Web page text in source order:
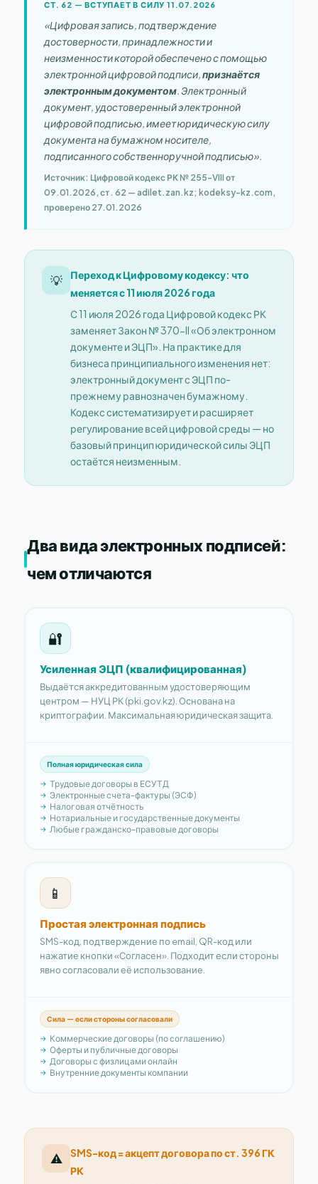
СТ. 62 — ВСТУПАЕТ В СИЛУ 11.07.2026
«Цифровая запись, подтверждение
достоверности, принадлежности и
неизменности которой обеспечено с помощью
электронной цифровой подписи,признаётся
электронным документом. Электронный
документ, удостоверенный электронной
цифровой подписью, имеет юридическую силу
документа на бумажном носителе,
подписанного собственноручной подписью».
Источник: Цифровой кодекс РК № 255-VIII от
09.01.2026, ст. 62 — adilet.zan.kz; kodeksy-kz.com,
проверено 27.01.2026
💡
Переход к Цифровому кодексу: что
меняется с 11 июля 2026 года
С 11 июля 2026 года Цифровой кодекс РК
заменяет Закон № 370-II «Об электронном
документе и ЭЦП». На практике для
бизнеса принципиального изменения нет:
электронный документ с ЭЦП по-
прежнему равнозначен бумажному.
Кодекс систематизирует и расширяет
регулирование всей цифровой среды — но
базовый принцип юридической силы ЭЦП
остаётся неизменным.
Два вида электронных подписей:
чем отличаются
🔐
Усиленная ЭЦП (квалифицированная)
Выдаётся аккредитованным удостоверяющим
центром — НУЦ РК (pki.gov.kz). Основана на
криптографии. Максимальная юридическая защита.
Полная юридическая сила
Трудовые договоры в ЕСУТД
Электронные счета-фактуры (ЭСФ)
Налоговая отчётность
Нотариальные и государственные документы
Любые гражданско-правовые договоры
📱
Простая электронная подпись
SMS-код, подтверждение по email, QR-код или
нажатие кнопки «Согласен». Подходит если стороны
явно согласовали её использование.
Сила — если стороны согласовали
Коммерческие договоры (по соглашению)
Оферты и публичные договоры
Договоры с физлицами онлайн
Внутренние документы компании
⚠️
SMS-код = акцепт договора по ст. 396 ГК
РК